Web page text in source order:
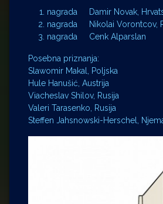
nagrada Damir Novak,
nagrada Nikolai Vorontcov,
nagrada Cenk Alparslan
Posebna priznanja:
Slawomir Makal, Poljska
Hule Hanušić, Austrija
Viacheslav Shilov, Rusija
Valeri Tarasenko, Rusija
Steffen Jahsnowski-Herschel,